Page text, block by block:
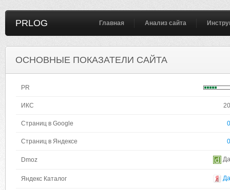
PRLOG Главная Анализ сайта
ОСНОВНЫЕ ПОКАЗАТЕЛИ САЙТА
PR
ИКС 20
Страниц в Google 0
Страниц в Яндексе 0
Dmoz Да
Яндекс Каталог Да